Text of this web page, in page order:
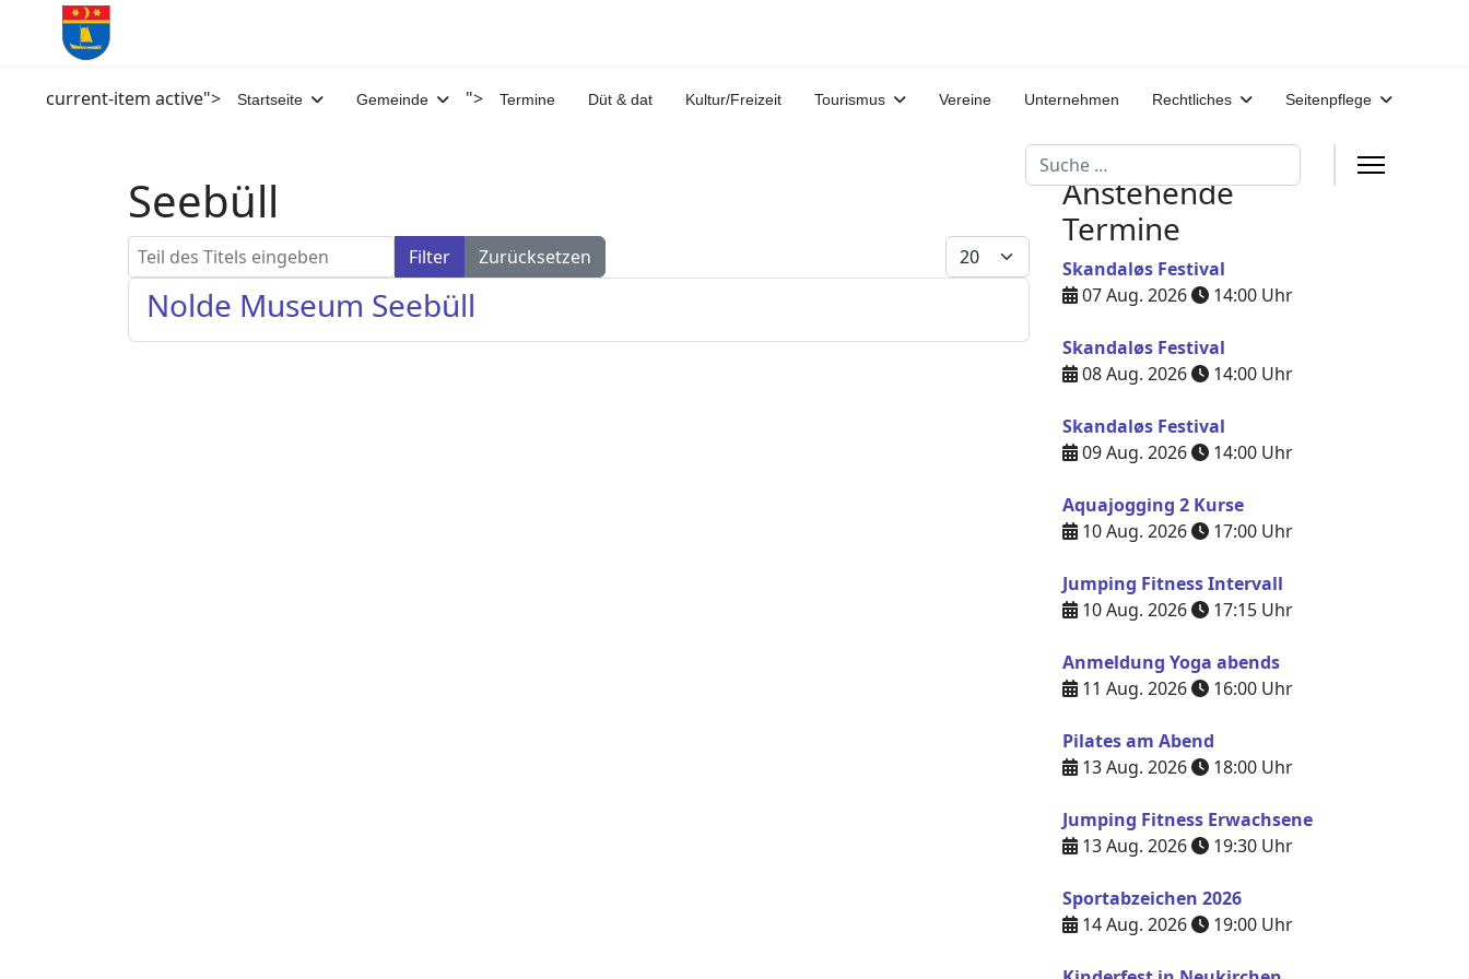
current-item active"> Startseite Gemeinde "> Termine Düt & dat Kultur/Freizeit Tourismus Vereine Unternehmen Rechtliches Seitenpflege
Suchen
Seebüll
Teil des Titels eingeben Filter Zurücksetzen Anzeige #
Nolde Museum Seebüll
Anstehende
Termine
Skandaløs Festival
07 Aug. 2026
14:00 Uhr
Skandaløs Festival
08 Aug. 2026
14:00 Uhr
Skandaløs Festival
09 Aug. 2026
14:00 Uhr
Aquajogging 2 Kurse
10 Aug. 2026
17:00 Uhr
Jumping Fitness Intervall
10 Aug. 2026
17:15 Uhr
Anmeldung Yoga abends
11 Aug. 2026
16:00 Uhr
Pilates am Abend
13 Aug. 2026
18:00 Uhr
Jumping Fitness Erwachsene
13 Aug. 2026
19:30 Uhr
Sportabzeichen 2026
14 Aug. 2026
19:00 Uhr